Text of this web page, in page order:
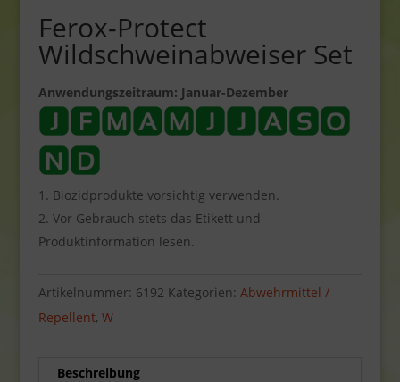
Ferox-Protect
Wildschweinabweiser Set
Anwendungszeitraum: Januar-Dezember
Biozidprodukte vorsichtig verwenden.
Vor Gebrauch stets das Etikett und
Produktinformation lesen.
Artikelnummer: 6192 Kategorien: Abwehrmittel /
Repellent, W
Beschreibung